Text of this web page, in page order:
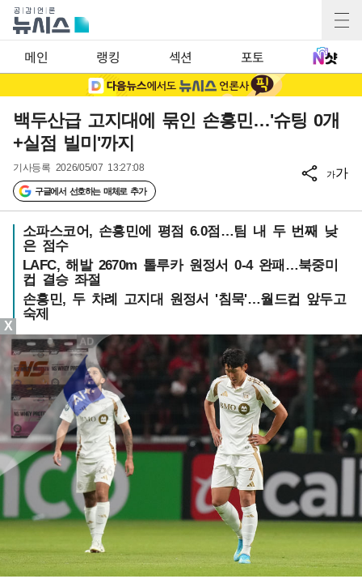
메인 랭킹 섹션 포토
백두산급 고지대에 묶인 손흥민…'슈팅 0개
+실점 빌미'까지
기사등록 2026/05/07 13:27:08
구글에서 선호하는 매체로 추가
가가
소파스코어, 손흥민에 평점 6.0점…팀 내 두 번째 낮
은 점수
LAFC, 해발 2670m 톨루카 원정서 0-4 완패…북중미
컵 결승 좌절
손흥민, 두 차례 고지대 원정서 '침묵'…월드컵 앞두고
숙제
X